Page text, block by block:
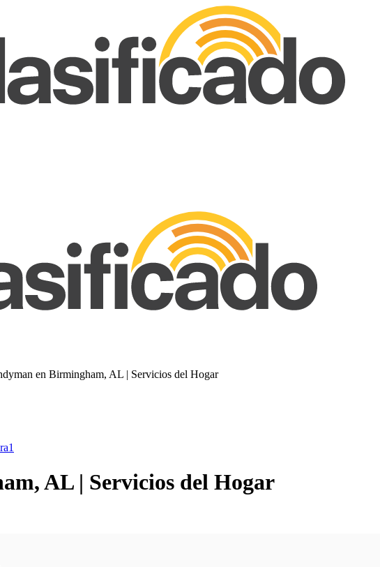
en Birmingham, AL | Servicios del Hogar
1
AL | Servicios del Hogar